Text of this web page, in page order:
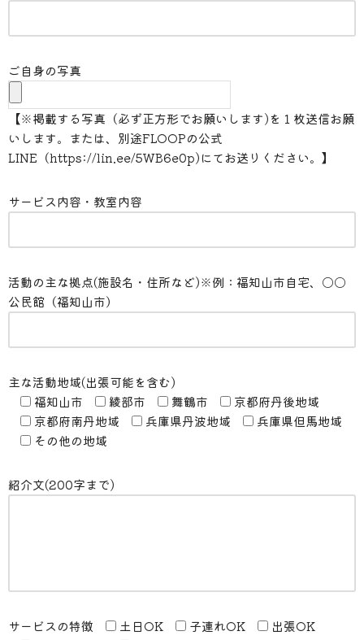
ご自身の写真
【※掲載する写真（必ず正方形でお願いします)を１枚送信お願
いします。または、別途FLOOPの公式
LINE（https://lin.ee/5WB6e0p)にてお送りください。】
サービス内容・教室内容
活動の主な拠点(施設名・住所など)※例：福知山市自宅、〇〇
公民館（福知山市）
主な活動地域(出張可能を含む)
福知山市
綾部市 舞鶴市
京都府丹後地域
京都府南丹地域
兵庫県丹波地域
兵庫県但馬地域
その他の地域
紹介文(200字まで)
サービスの特徴 土日OK 子連れOK
出張OK